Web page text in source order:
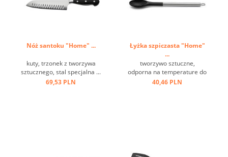
Nóż santoku "Home" ...
kuty, trzonek z tworzywa
sztucznego, stal specjalna ...
69,53 PLN
Łyżka szpiczasta "Home"
...
tworzywo sztuczne,
odporna na temperature do
+ 220 st.C, stal nierdzewna,
40,46 PLN